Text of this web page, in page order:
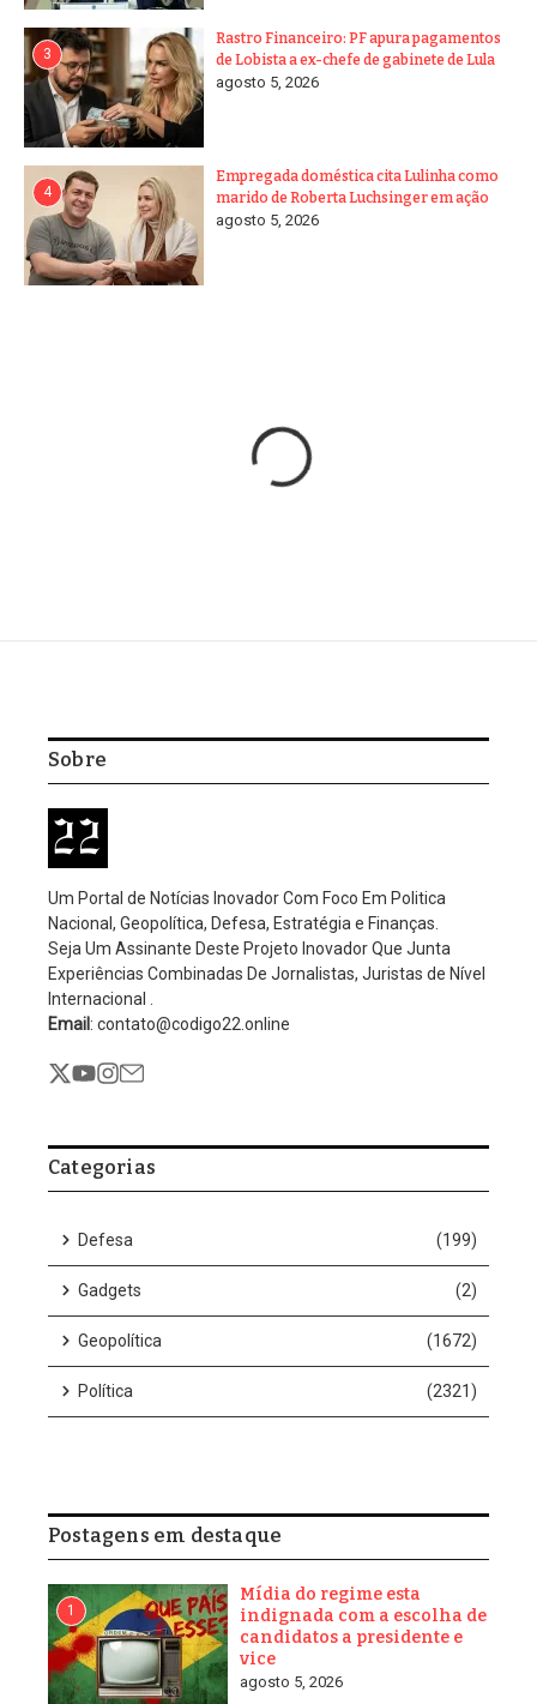
3
Rastro Financeiro: PF apura pagamentos
de Lobista a ex-chefe de gabinete de Lula
agosto 5, 2026
4
Empregada doméstica cita Lulinha como
marido de Roberta Luchsinger em ação
agosto 5, 2026
acordaram Trump e Xi em reunião
Geopolítica Política
Terras Raras, Tarifas,
Petróleo e Gás: O que
acordaram Trump e Xi em
reunião
PorEditorial Nenhum comentário
3 Mins Read
Atualizado: outubro 30, 2025
Na manhã desta quinta-feira (30), o presidente dos Estados
segundo mandato de Trump.
“quase tudo” – ao concluir sua viagem de três paradas pela Ásia.
Segundo o presidente americano, as tarifas sobre produtos
chineses cairão 10%, devido ao progresso nas negociações
sobre as importações de soja, terras raras e questões
relacionadas ao fentanil.